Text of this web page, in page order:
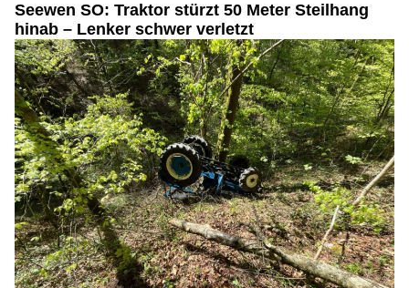
Seewen SO: Traktor stürzt 50 Meter Steilhang
hinab – Lenker schwer verletzt